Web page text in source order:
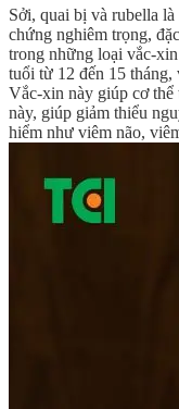
Sởi, quai bị và rubella
chứng nghiêm trọng,
trong những loại vắc-
tuổi từ 12 đến 15
Vắc-xin này giúp cơ thể
này, giúp giảm thiểu
hiểm như viêm não,